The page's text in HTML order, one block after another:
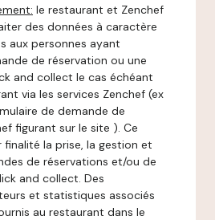
le restaurant et Zenchef
des données à caractère
aux personnes ayant
de réservation ou une
and collect le cas échéant
via les services Zenchef (ex
de demande de
figurant sur le site ). Ce
la prise, la gestion et
de réservations et/ou de
and collect. Des
et statistiques associés
au restaurant dans le